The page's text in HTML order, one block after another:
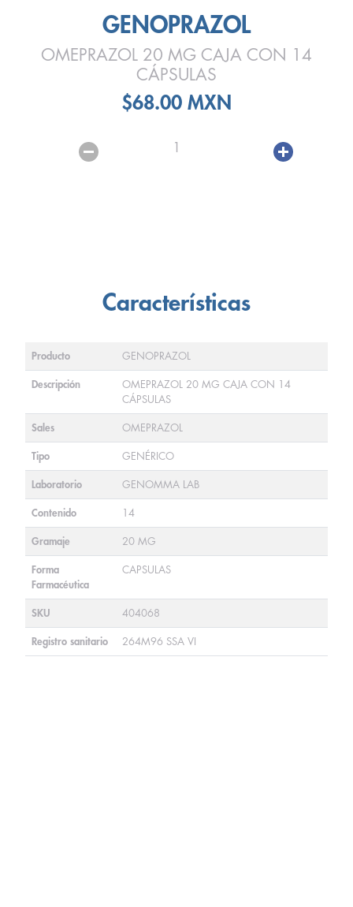
GENOPRAZOL
OMEPRAZOL 20 MG CAJA CON 14
CÁPSULAS
$68.00 MXN
1
Características
Producto GENOPRAZOL
Descripción
OMEPRAZOL 20 MG CAJA CON 14
CÁPSULAS
Sales OMEPRAZOL
Tipo GENÉRICO
Laboratorio GENOMMA LAB
Contenido 14
Gramaje 20 MG
Forma
Farmacéutica
CAPSULAS
SKU 404068
Registro sanitario 264M96 SSA VI